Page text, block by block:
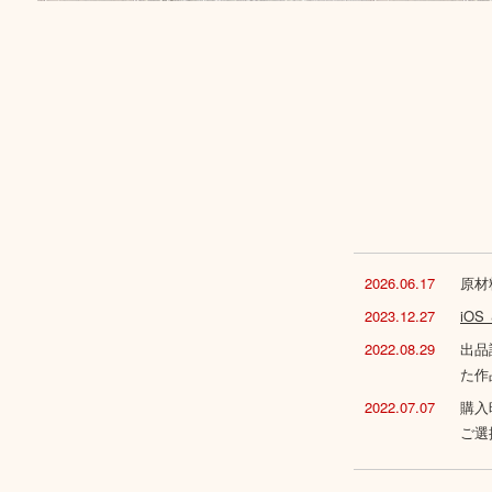
2026.06.17
原
2023.12.27
iOS
2022.08.29
出
た
2022.07.07
購
ご